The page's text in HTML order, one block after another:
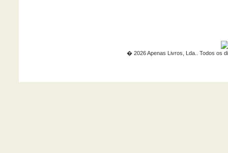
� 2026 Apenas Livros, Lda.. Todos os